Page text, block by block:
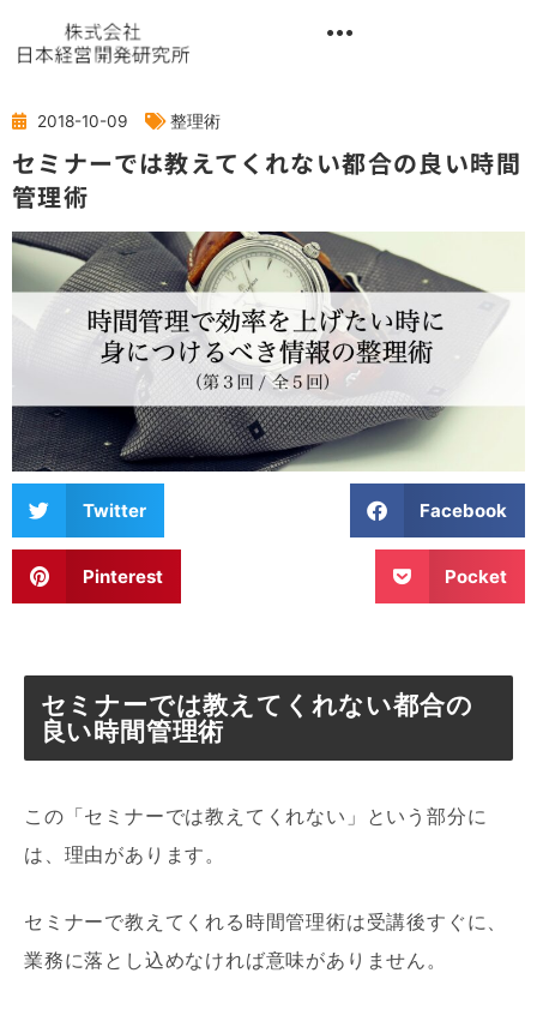
キ
プ
2018-10-09 整理術
セミナーでは教えてくれない都合の良い時間
管理術
Twitter Facebook
Pinterest Pocket
セミナーでは教えてくれない都合の
良い時間管理術
この「セミナーでは教えてくれない」という部分に
は、理由があります。
セミナーで教えてくれる時間管理術は受講後すぐに、
業務に落とし込めなければ意味がありません。